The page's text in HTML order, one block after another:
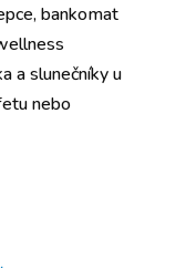
bankomat
a slunečníky u
nebo